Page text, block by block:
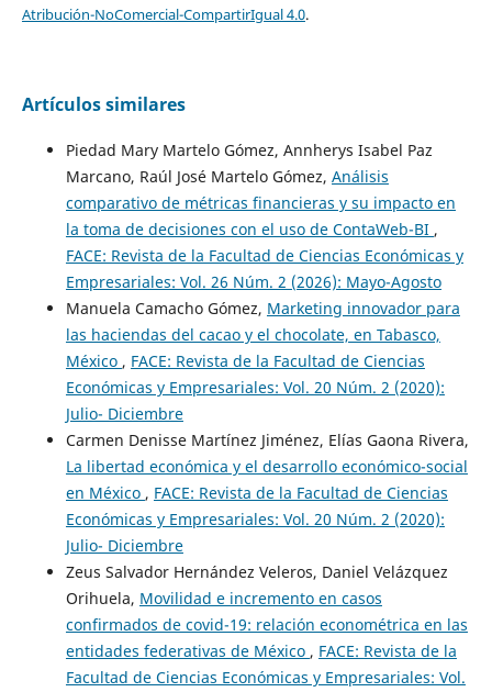
Atribución-NoComercial-CompartirIgual 4.0.
Artículos similares
Piedad Mary Martelo Gómez, Annherys Isabel Paz
Marcano, Raúl José Martelo Gómez, Análisis
comparativo de métricas financieras y su impacto en
la toma de decisiones con el uso de ContaWeb-BI ,
FACE: Revista de la Facultad de Ciencias Económicas y
Empresariales: Vol. 26 Núm. 2 (2026): Mayo-Agosto
Manuela Camacho Gómez, Marketing innovador para
las haciendas del cacao y el chocolate, en Tabasco,
México , FACE: Revista de la Facultad de Ciencias
Económicas y Empresariales: Vol. 20 Núm. 2 (2020):
Julio- Diciembre
Carmen Denisse Martínez Jiménez, Elías Gaona Rivera,
La libertad económica y el desarrollo económico-social
en México , FACE: Revista de la Facultad de Ciencias
Económicas y Empresariales: Vol. 20 Núm. 2 (2020):
Julio- Diciembre
Zeus Salvador Hernández Veleros, Daniel Velázquez
Orihuela, Movilidad e incremento en casos
confirmados de covid-19: relación econométrica en las
entidades federativas de México , FACE: Revista de la
Facultad de Ciencias Económicas y Empresariales: Vol.